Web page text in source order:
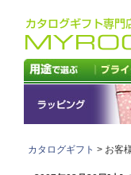
カタログギフト > お客